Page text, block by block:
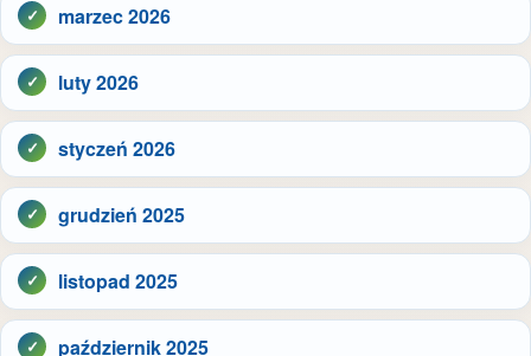
marzec 2026
luty 2026
styczeń 2026
grudzień 2025
listopad 2025
październik 2025